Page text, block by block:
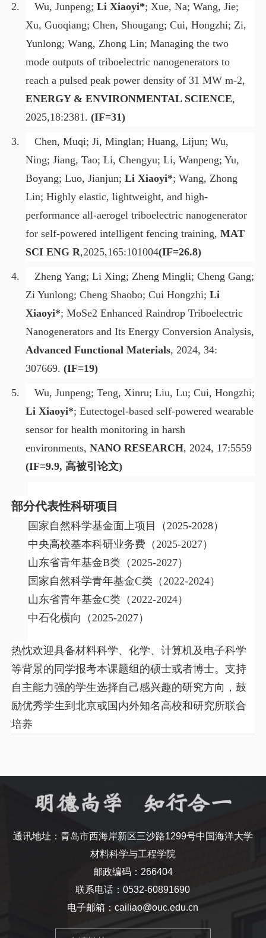
2. Wu, Junpeng; Li Xiaoyi*; Xue, Na; Wang, Jie;
Xu, Guoqiang; Chen, Shougang; Cui, Hongzhi; Zi,
Yunlong; Wang, Zhong Lin; Managing the two
mode outputs of triboelectric nanogenerators to
reach a pulsed peak power density of 31 MW m-2,
ENERGY & ENVIRONMENTAL SCIENCE,
2025,18:2381. (IF=31)
3.
Chen, Muqi; Ji, Minglan; Huang, Lijun; Wu,
Ning; Jiang, Tao; Li, Chengyu; Li, Wanpeng; Yu,
Boyang; Luo, Jianjun; Li Xiaoyi*; Wang, Zhong
Lin; Highly elastic, lightweight, and high-
performance all-aerogel triboelectric nanogenerator
for self-powered intelligent fencing training, MAT
SCI ENG R,2025,165:101004(IF=26.8)
4.
Zheng Yang; Li Xing; Zheng Mingli; Cheng Gang;
Zi Yunlong; Cheng Shaobo; Cui Hongzhi; Li
Xiaoyi*; MoSe2 Enhanced Raindrop Triboelectric
Nanogenerators and Its Energy Conversion Analysis,
Advanced Functional Materials, 2024, 34:
307669. (IF=19)
5.
Wu, Junpeng; Teng, Xinru; Liu, Lu; Cui, Hongzhi;
Li Xiaoyi*; Eutectogel-based self-powered wearable
sensor for health monitoring in harsh
environments, NANO RESEARCH, 2024, 17:5559
(IF=9.9, 高被引论文)
部分代表性科研项目
国家自然科学基金面上项目（2025-2028）
中央高校基本科研业务费（2025-2027）
山东省青年基金B类（2025-2027）
国家自然科学青年基金C类（2022-2024）
山东省青年基金C类（2022-2024）
中石化横向（2025-2027）
热忱欢迎具备材料科学、化学、计算机及电子科学
等背景的同学报考本课题组的硕士或者博士。支持
自主能力强的学生选择自己感兴趣的研究方向，鼓
励优秀学生到北京或国内外知名高校和研究所联合
培养
通讯地址：青岛市西海岸新区三沙路1299号中国海洋大学
材料科学与工程学院
邮政编码：266404
联系电话：0532-60891690
电子邮箱：cailiao@ouc.edu.cn